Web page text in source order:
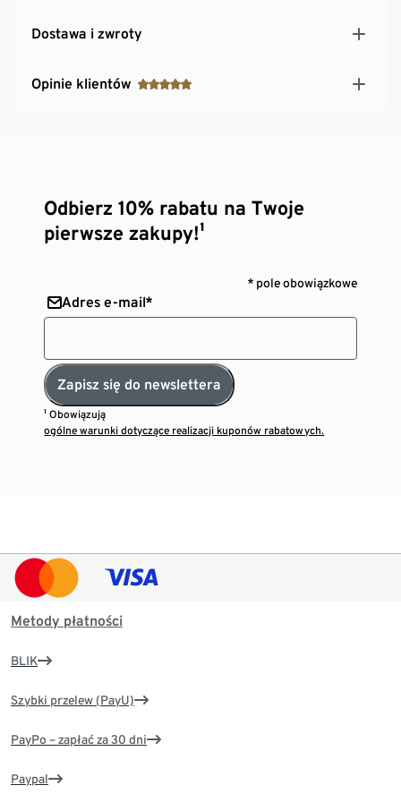
Dostawa i zwroty
Opinie klientów
Odbierz 10% rabatu na Twoje
pierwsze zakupy!¹
* pole obowiązkowe
Adres e-mail*
Zapisz się do newslettera
¹ Obowiązują
ogólne warunki dotyczące realizacji kuponów rabatowych.
Metody płatności
BLIK
Szybki przelew (PayU)
PayPo – zapłać za 30 dni
Paypal